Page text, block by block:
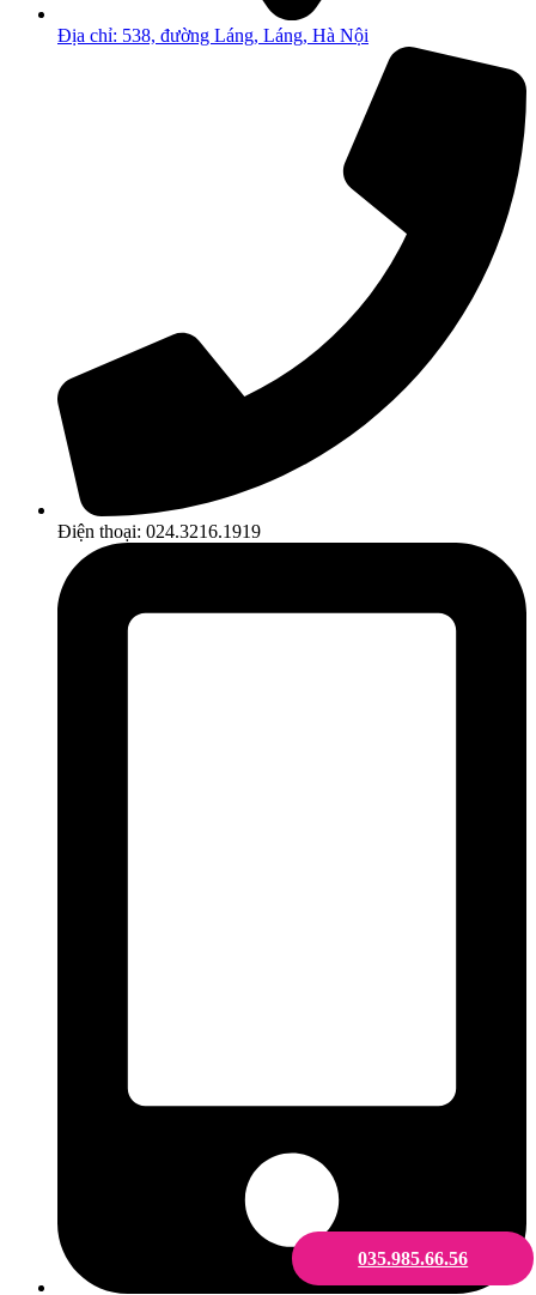
035.985.66.56
Địa chỉ: 538, đường Láng, Láng, Hà Nội
Điện thoại: 024.3216.1919